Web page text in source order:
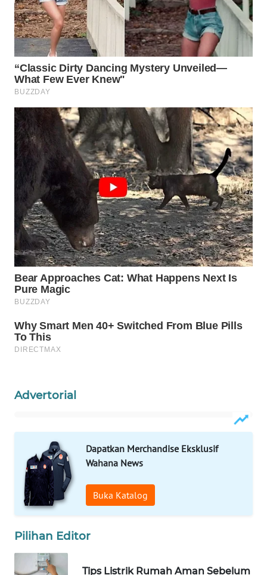
Advertorial
Dapatkan Merchandise Eksklusif
Wahana News
Buka Katalog
Pilihan Editor
Tips Listrik Rumah Aman Sebelum
WAHANANEWS
NET
WAHANA
SPORT
WAHANA
UMKM
WAHANA
SELEB
WAHANA
PERSONA
WAHANA
OTOMOTIF
WAHANA
HEALTH
WAHANA
DESA
LAPAK
Wahana
KONSUMEN
LISTRIK
KELISTRIKAN
WALINKI